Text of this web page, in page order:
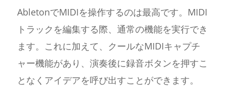
AbletonでMIDIを操作するのは最高です。MIDI
トラックを編集する際、通常の機能を実行でき
ます。これに加えて、クールなMIDIキャプチ
ャー機能があり、演奏後に録音ボタンを押すこ
となくアイデアを呼び出すことができます。